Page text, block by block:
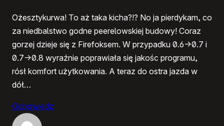
Ożesztykurwa! To aż taka kicha?!? No ja pierdykam, co
za niedbalstwo godne peerelowskiej budowy! Coraz
gorzej dzieje się z Firefoksem. W przypadku 0.6->0.7 i
0.7->0.8 wyraźnie poprawiała się jakośc programu,
rósł komfort użytkowania. A teraz do ostra jazda w
dół…
Odpowiedz